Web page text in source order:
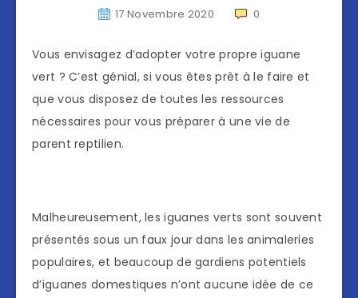
17 Novembre 2020 0
Vous envisagez d’adopter votre propre iguane
vert ? C’est génial, si vous êtes prêt à le faire et
que vous disposez de toutes les ressources
nécessaires pour vous préparer à une vie de
parent reptilien.
Malheureusement, les iguanes verts sont souvent
présentés sous un faux jour dans les animaleries
populaires, et beaucoup de gardiens potentiels
d’iguanes domestiques n’ont aucune idée de ce